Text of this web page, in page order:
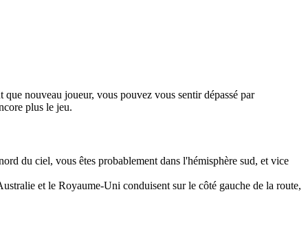
nouveau joueur, vous pouvez vous sentir dépassé par
plus le jeu.
du ciel, vous êtes probablement dans l'hémisphère sud, et vice
et le Royaume-Uni conduisent sur le côté gauche de la route,